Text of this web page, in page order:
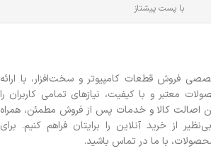
با پست پیشتاز
فروش قطعات کامپیوتر و سخت‌افزار، با ارائه
معتبر و با کیفیت، نیازهای تمامی کاربران را
اصالت کالا و خدمات پس از فروش مطمئن، همراه
از خرید آنلاین را برایتان فراهم کنیم. برای
با ما در تماس باشید.